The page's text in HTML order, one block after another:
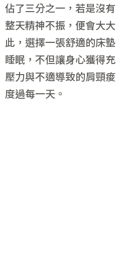
佔了三分之一，若是沒
整天精神不振，便會大
此，選擇一張舒適的床
睡眠，不但讓身心獲得
壓力與不適導致的肩頸
度過每一天。